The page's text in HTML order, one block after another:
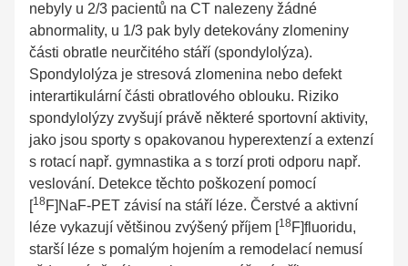
nebyly u 2/3 pacientů na CT nalezeny žádné
abnormality, u 1/3 pak byly detekovány zlomeniny
části obratle neurčitého stáří (spondylolýza).
Spondylolýza je stresová zlomenina nebo defekt
interartikulární části obratlového oblouku. Riziko
spondylolýzy zvyšují právě některé sportovní aktivity,
jako jsou sporty s opakovanou hyperextenzí a extenzí
s rotací např. gymnastika a s torzí proti odporu např.
veslování. Detekce těchto poškození pomocí
[18F]NaF-PET závisí na stáří léze. Čerstvé a aktivní
léze vykazují většinou zvýšený příjem [18F]fluoridu,
starší léze s pomalým hojením a remodelací nemusí